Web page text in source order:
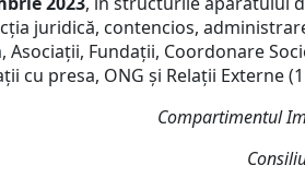
juridică, contencios,
Fundații, Coordonare
cu presa, ONG și Relații Externe
Compartimentul